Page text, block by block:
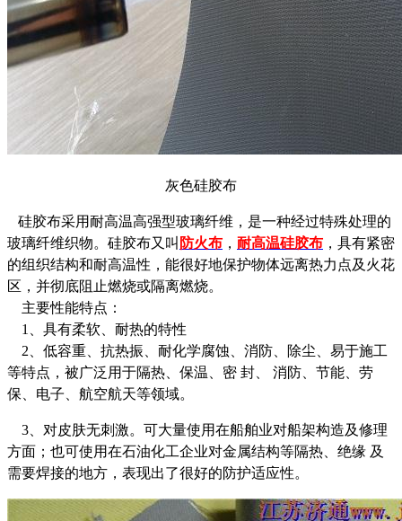
灰色硅胶布
硅胶布采用耐高温高强型玻璃纤维，是一种经过特殊处理的
玻璃纤维织物。硅胶布又叫 防火布 ， 耐高温硅胶布 ，具有紧密
的组织结构和耐高温性，能很好地保护物体远离热力点及火花
区，并彻底阻止燃烧或隔离燃烧。
主要性能特点：
1、具有柔软、耐热的特性
2、低容重、抗热振、耐化学腐蚀、消防、除尘、易于施工
等特点，被广泛用于隔热、保温、密 封、 消防、节能、劳
保、电子、航空航天等领域。
3、对皮肤无刺激。可大量使用在船舶业对船架构造及修理
方面；也可使用在石油化工企业对金属结构等隔热、绝缘 及
需要焊接的地方，表现出了很好的防护适应性。